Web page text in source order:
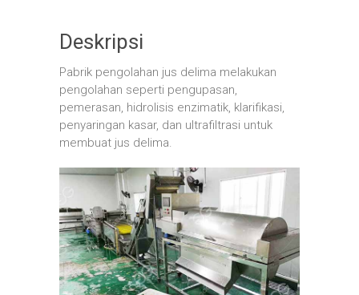
Deskripsi
Pabrik pengolahan jus delima melakukan
pengolahan seperti pengupasan,
pemerasan, hidrolisis enzimatik, klarifikasi,
penyaringan kasar, dan ultrafiltrasi untuk
membuat jus delima.